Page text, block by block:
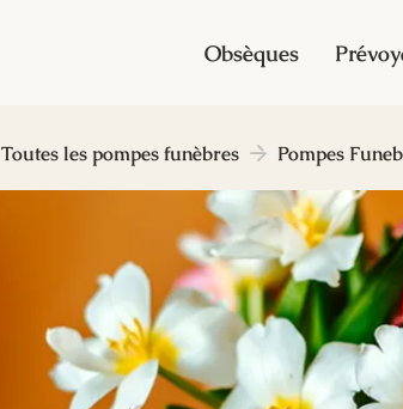
Obsèques
Toutes les pompes funèbres Pompes